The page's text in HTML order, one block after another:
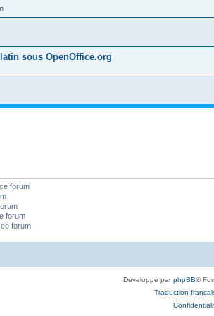
sous OpenOffice.org
forum
forum
forum
Développé parphpBB®
Traduction